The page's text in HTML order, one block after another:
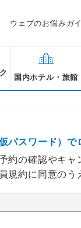
ウェブのお悩みガ
国内ホテル・旅館
パスワード）で
の確認やキ
約に同意のう